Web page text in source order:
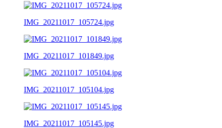
IMG_20211017_105724.jpg
IMG_20211017_101849.jpg
IMG_20211017_105104.jpg
IMG_20211017_105145.jpg